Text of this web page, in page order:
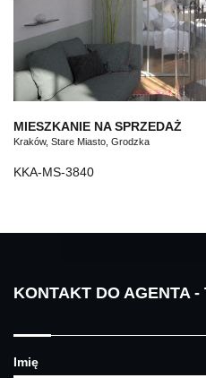
MIESZKANIE NA SPRZEDAŻ
Kraków, Stare Miasto, Grodzka
KKA-MS-3840
KONTAKT DO AGENTA
Imię